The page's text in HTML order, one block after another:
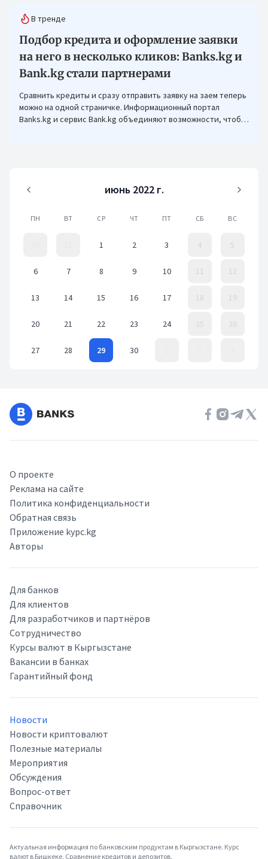
В тренде
Подбор кредита и оформление заявки
на него в несколько кликов: Banks.kg и
Bank.kg стали партнерами
Сравнить кредиты и сразу отправить заявку на заем теперь
можно на одной страничке. Информационный портал
Banks.kg и сервис Bank.kg объединяют возможности, чтобы
июнь 2022 г.
ПН ВТ СР ЧТ ПТ СБ ВС
1 2 3 4 5
6 7 8 9 10 11 12
13 14 15 16 17 18 19
20 21 22 23 24 25 26
27 28 29 30
О проекте
Реклама на сайте
Политика конфиденциальности
Обратная связь
Приложение kypc.kg
Авторы
Для банков
Для клиентов
Для разработчиков и партнёров
Сотрудничество
Курсы валют в Кыргызстане
Вакансии в банках
Гарантийный фонд
Новости
Новости криптовалют
Полезные материалы
Мероприятия
Обсуждения
Вопрос-ответ
Справочник
Актуальная информация по банковским продуктам в Кыргызстане. Курс
валют в Бишкеке. Сравнение кредитов и депозитов.